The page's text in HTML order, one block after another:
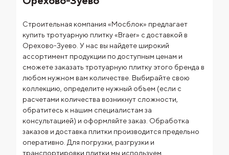
Строительная компания «Мосблок» предлагает
купить тротуарную плитку «Braer» с доставкой в
Орехово-Зуево. У нас вы найдете широкий
ассортимент продукции по доступным ценам и
сможете заказать тротуарную плитку этого бренда в
любом нужном вам количестве. Выбирайте свою
коллекцию, определите нужный объем (если с
расчетами количества возникнут сложности,
обратитесь к нашим специалистам за
консультацией) и оформляйте заказ. Обработка
заказов и доставка плитки производится предельно
оперативно. Для погрузки, разгрузки и
транспортировки плитки мы используем